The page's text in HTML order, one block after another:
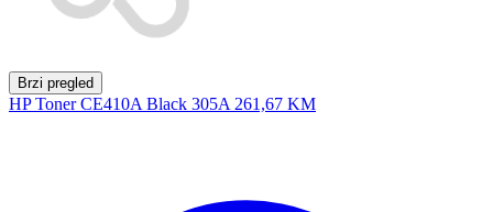
Brzi pregled
HP Toner CE410A Black 305A 261,67 KM